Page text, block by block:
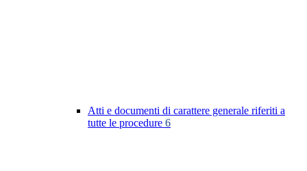
Atti e documenti di carattere generale riferiti a
tutte le procedure 6